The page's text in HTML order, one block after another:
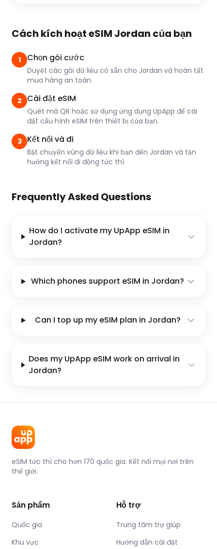
Cách kích hoạt eSIM Jordan của bạn
1 Chọn gói cước
Duyệt các gói dữ liệu có sẵn cho Jordan và hoàn tất
mua hàng an toàn.
2 Cài đặt eSIM
Quét mã QR hoặc sử dụng ứng dụng UpApp để cài
đặt cấu hình eSIM trên thiết bị của bạn.
3 Kết nối và đi
Bật chuyển vùng dữ liệu khi bạn đến Jordan và tận
hưởng kết nối di động tức thì.
Frequently Asked Questions
How do I activate my UpApp eSIM in
Jordan?
Which phones support eSIM in Jordan?
Can I top up my eSIM plan in Jordan?
Does my UpApp eSIM work on arrival in
Jordan?
eSIM tức thì cho hơn 170 quốc gia. Kết nối mọi nơi trên
thế giới.
Sản phẩm
Quốc gia
Khu vực
Hỗ trợ
Trung tâm trợ giúp
Hướng dẫn cài đặt